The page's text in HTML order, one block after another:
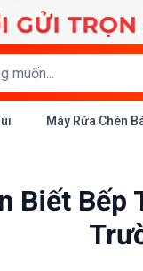
Máy Rửa Chén
Biết Bếp